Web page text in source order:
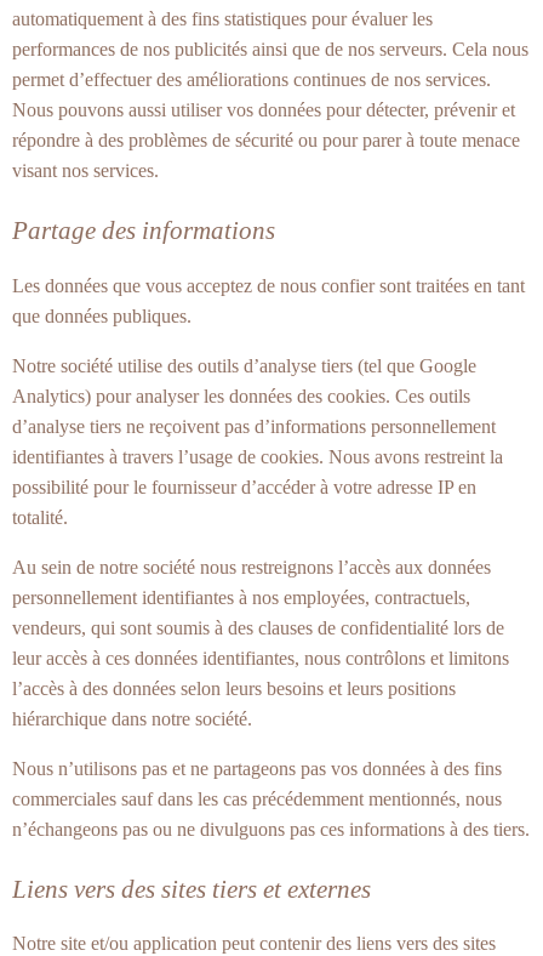
automatiquement à des fins statistiques pour évaluer les
performances de nos publicités ainsi que de nos serveurs. Cela nous
permet d’effectuer des améliorations continues de nos services.
Nous pouvons aussi utiliser vos données pour détecter, prévenir et
répondre à des problèmes de sécurité ou pour parer à toute menace
visant nos services.
Partage des informations
Les données que vous acceptez de nous confier sont traitées en tant
que données publiques.
Notre société utilise des outils d’analyse tiers (tel que Google
Analytics) pour analyser les données des cookies. Ces outils
d’analyse tiers ne reçoivent pas d’informations personnellement
identifiantes à travers l’usage de cookies. Nous avons restreint la
possibilité pour le fournisseur d’accéder à votre adresse IP en
totalité.
Au sein de notre société nous restreignons l’accès aux données
personnellement identifiantes à nos employées, contractuels,
vendeurs, qui sont soumis à des clauses de confidentialité lors de
leur accès à ces données identifiantes, nous contrôlons et limitons
l’accès à des données selon leurs besoins et leurs positions
hiérarchique dans notre société.
Nous n’utilisons pas et ne partageons pas vos données à des fins
commerciales sauf dans les cas précédemment mentionnés, nous
n’échangeons pas ou ne divulguons pas ces informations à des tiers.
Liens vers des sites tiers et externes
Notre site et/ou application peut contenir des liens vers des sites